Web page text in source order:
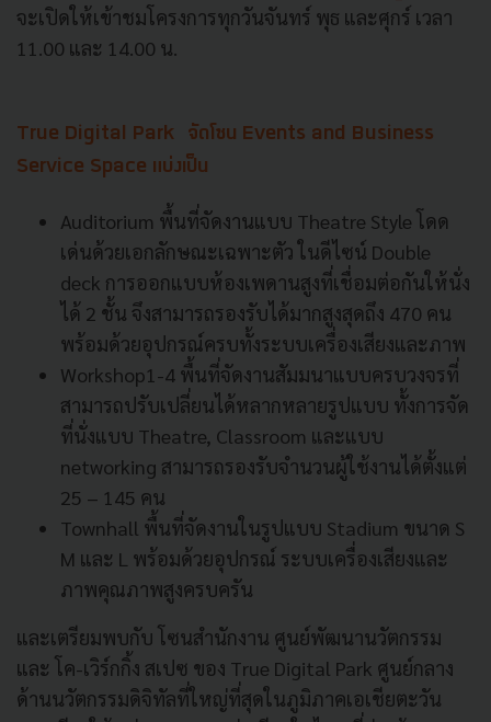
จะเปิดให้เข้าชมโครงการทุกวันจันทร์ พุธ และศุกร์ เวลา
11.00 และ 14.00 น.
True Digital Park จัดโซน Events and Business
Service Space แบ่งเป็น
Auditorium พื้นที่จัดงานแบบ Theatre Style โดด
เด่นด้วยเอกลักษณะเฉพาะตัว ในดีไซน์ Double
deck การออกแบบห้องเพดานสูงที่เชื่อมต่อกันให้นั่ง
ได้ 2 ชั้น จึงสามารถรองรับได้มากสูงสุดถึง 470 คน
พร้อมด้วยอุปกรณ์ครบทั้งระบบเครื่องเสียงและภาพ
Workshop1-4 พื้นที่จัดงานสัมมนาแบบครบวงจรที่
สามารถปรับเปลี่ยนได้หลากหลายรูปแบบ ทั้งการจัด
ที่นั่งแบบ Theatre, Classroom และแบบ
networking สามารถรองรับจำนวนผู้ใช้งานได้ตั้งแต่
25 – 145 คน
Townhall พื้นที่จัดงานในรูปแบบ Stadium ขนาด S
M และ L พร้อมด้วยอุปกรณ์ ระบบเครื่องเสียงและ
ภาพคุณภาพสูงครบครัน
และเตรียมพบกับ โซนสำนักงาน ศูนย์พัฒนานวัตกรรม
และ โค-เวิร์กกิ้ง สเปซ ของ True Digital Park ศูนย์กลาง
ด้านนวัตกรรมดิจิทัลที่ใหญ่ที่สุดในภูมิภาคเอเชียตะวัน